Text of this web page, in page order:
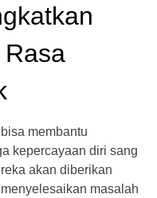
membantu
kepercayaan diri sang
akan diberikan
masalah